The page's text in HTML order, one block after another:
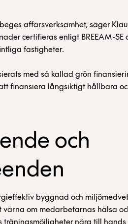
affärsverksamhet, säger
certifieras enligt BREEAM-SE
fastigheter.
med så kallad grön
finansiera långsiktigt hållbara
och
byggnad och
om medarbetarnas hälsa